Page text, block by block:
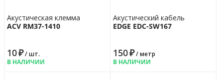
Акустическая клемма
ACV RM37-1410
10₽/ шт.
В НАЛИЧИИ
Акустический кабель
EDGE EDC-SW167
150₽/ метр
В НАЛИЧИИ